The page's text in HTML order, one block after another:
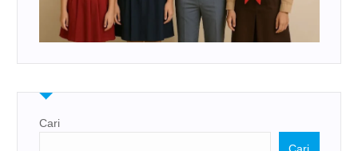
Cari